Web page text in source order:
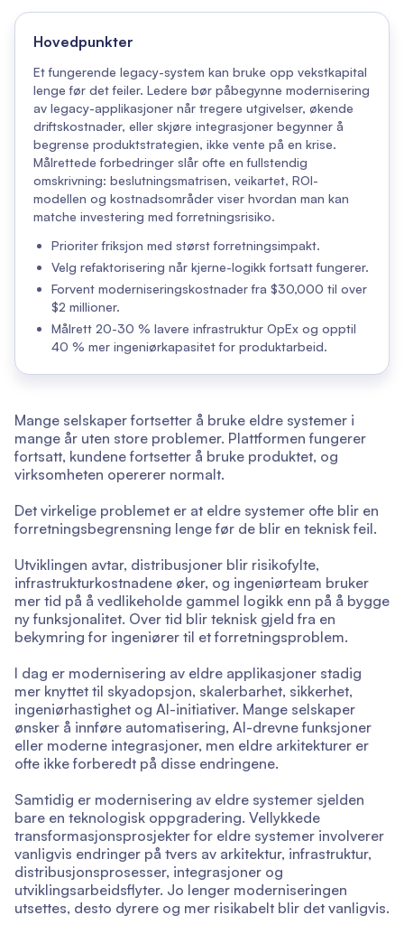
Hovedpunkter
Et fungerende legacy-system kan bruke opp vekstkapital
lenge før det feiler. Ledere bør påbegynne modernisering
av legacy-applikasjoner når tregere utgivelser, økende
driftskostnader, eller skjøre integrasjoner begynner å
begrense produktstrategien, ikke vente på en krise.
Målrettede forbedringer slår ofte en fullstendig
omskrivning: beslutningsmatrisen, veikartet, ROI-
modellen og kostnadsområder viser hvordan man kan
matche investering med forretningsrisiko.
Prioriter friksjon med størst forretningsimpakt.
Velg refaktorisering når kjerne-logikk fortsatt fungerer.
Forvent moderniseringskostnader fra $30,000 til over
$2 millioner.
Målrett 20-30 % lavere infrastruktur OpEx og opptil
40 % mer ingeniørkapasitet for produktarbeid.
Mange selskaper fortsetter å bruke eldre systemer i
mange år uten store problemer. Plattformen fungerer
fortsatt, kundene fortsetter å bruke produktet, og
virksomheten opererer normalt.
Det virkelige problemet er at eldre systemer ofte blir en
forretningsbegrensning lenge før de blir en teknisk feil.
Utviklingen avtar, distribusjoner blir risikofylte,
infrastrukturkostnadene øker, og ingeniørteam bruker
mer tid på å vedlikeholde gammel logikk enn på å bygge
ny funksjonalitet. Over tid blir teknisk gjeld fra en
bekymring for ingeniører til et forretningsproblem.
I dag er modernisering av eldre applikasjoner stadig
mer knyttet til skyadopsjon, skalerbarhet, sikkerhet,
ingeniørhastighet og AI-initiativer. Mange selskaper
ønsker å innføre automatisering, AI-drevne funksjoner
eller moderne integrasjoner, men eldre arkitekturer er
ofte ikke forberedt på disse endringene.
Samtidig er modernisering av eldre systemer sjelden
bare en teknologisk oppgradering. Vellykkede
transformasjonsprosjekter for eldre systemer involverer
vanligvis endringer på tvers av arkitektur, infrastruktur,
distribusjonsprosesser, integrasjoner og
utviklingsarbeidsflyter. Jo lenger moderniseringen
utsettes, desto dyrere og mer risikabelt blir det vanligvis.